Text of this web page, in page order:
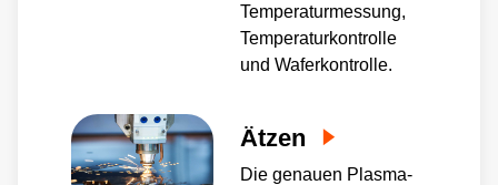
Temperaturmessung,
Temperaturkontrolle
und Waferkontrolle.
Ätzen
Die genauen Plasma-